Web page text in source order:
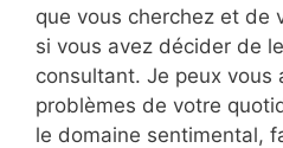
que vous cherchez et de
si vous avez décider de
consultant. Je peux vous
problèmes de votre
le domaine sentimental,